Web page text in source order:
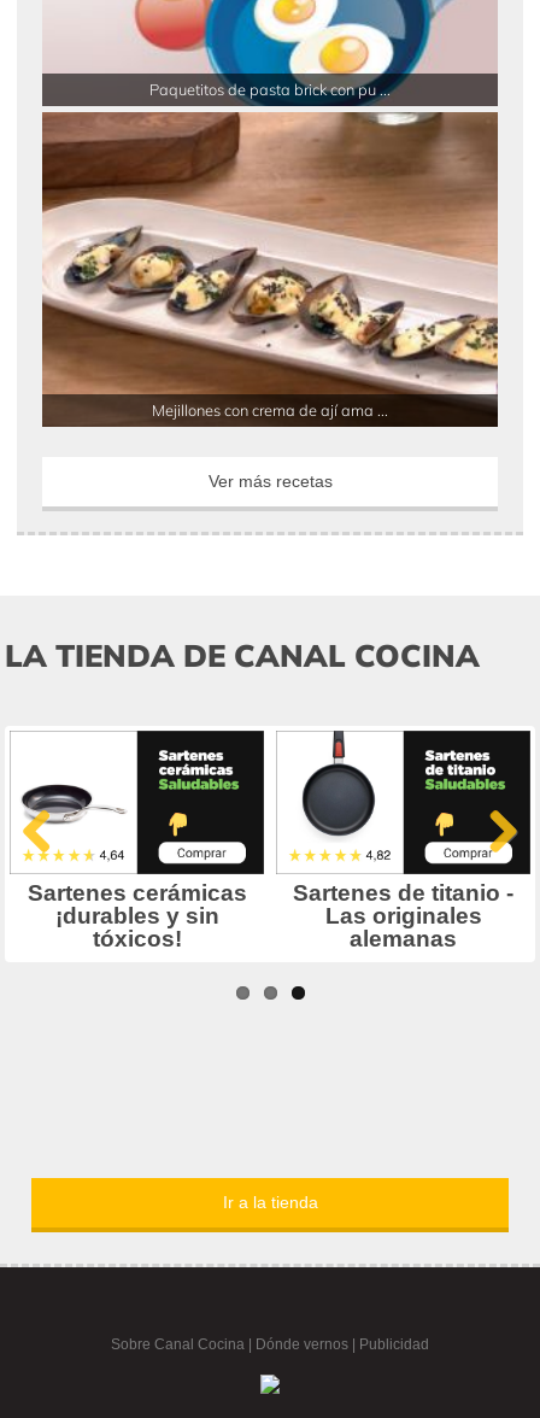
Paquetitos de pasta brick con pu ...
Mejillones con crema de ají ama ...
Ver más recetas
LA TIENDA DE CANAL COCINA
Ir a la tienda
Sobre Canal Cocina Dónde vernos | Publicidad